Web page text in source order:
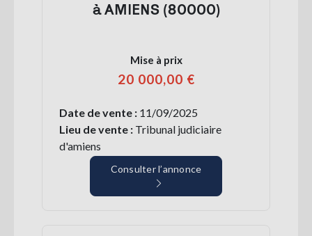
à AMIENS (80000)
Mise à prix
20 000,00 €
Date de vente : 11/09/2025
Lieu de vente : Tribunal judiciaire
d'amiens
Consulter l’annonce